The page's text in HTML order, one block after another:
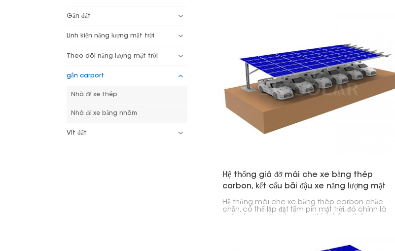
Gắn đất
Linh kiện năng lượng mặt trời
Theo dõi năng lượng mặt trời
gắn carport
Nhà để xe thép
Nhà để xe bằng nhôm
Vít đất
Hệ thống giá đỡ mái che xe bằng thép
carbon, kết cấu bãi đậu xe năng lượng mặt
trời.
Hệ thống mái che xe bằng thép carbon chắc
chắn, có thể lắp đặt tấm pin mặt trời, đó chính là